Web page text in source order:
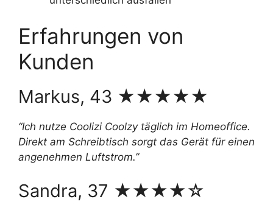
Erfahrungen von
Kunden
Markus, 43 ★★★★★
“Ich nutze Coolizi Coolzy täglich im Homeoffice.
Direkt am Schreibtisch sorgt das Gerät für einen
angenehmen Luftstrom.”
Sandra, 37 ★★★★☆